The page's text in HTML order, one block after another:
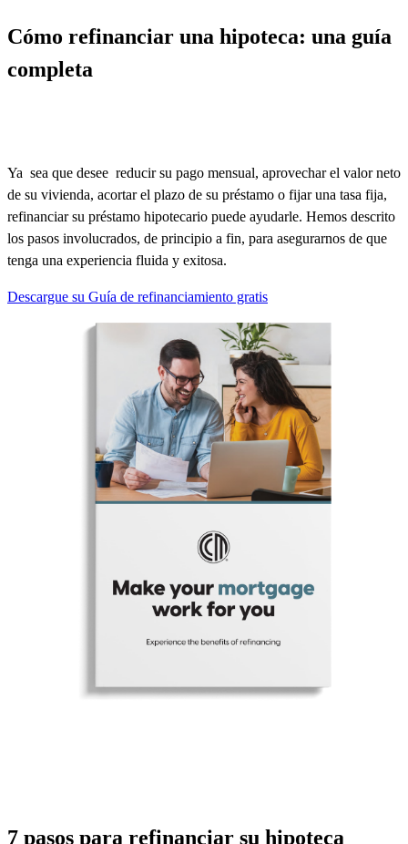
Cómo refinanciar una hipoteca: una guía
completa
Ya sea que desee reducir su pago mensual, aprovechar el valor neto
de su vivienda, acortar el plazo de su préstamo o fijar una tasa fija,
refinanciar su préstamo hipotecario puede ayudarle. Hemos descrito
los pasos involucrados, de principio a fin, para asegurarnos de que
tenga una experiencia fluida y exitosa.
Descargue su Guía de refinanciamiento gratis
7 pasos para refinanciar su hipoteca